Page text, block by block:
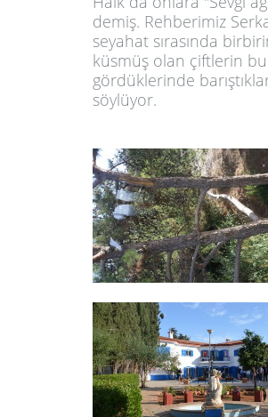
demiş. Rehberimiz
seyahat sırasında
küsmüş olan çiftlerin b
gördüklerinde
söylüyor.